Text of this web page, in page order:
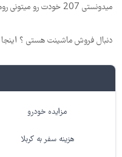
میدونستی 207 خودت رو میتونی روهوا بفروشی؟اینجا سریع و راحت بفروش
دنبال فروش ماشینت هستی ؟
مزایده خودرو
هزینه سفر به کربلا